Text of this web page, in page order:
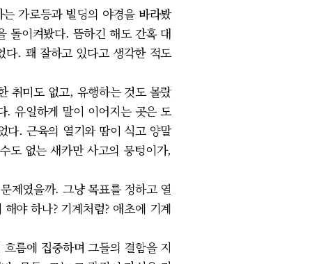
가로등과 빌딩의 야경을 바라봤
돌이켜봤다. 뜸하긴 해도 간혹 대
다. 꽤 잘하고 있다고 생각한 적도
취미도 없고, 유행하는 것도 몰랐
. 유일하게 말이 이어지는 곳은 도
. 근육의 열기와 땀이 식고 양말
도 없는 새카만 사고의 뭉텅이가,
제였을까. 그냥 목표를 정하고 열
야 하나? 기계처럼? 애초에 기계
름에 집중하며 그들의 결함을 지